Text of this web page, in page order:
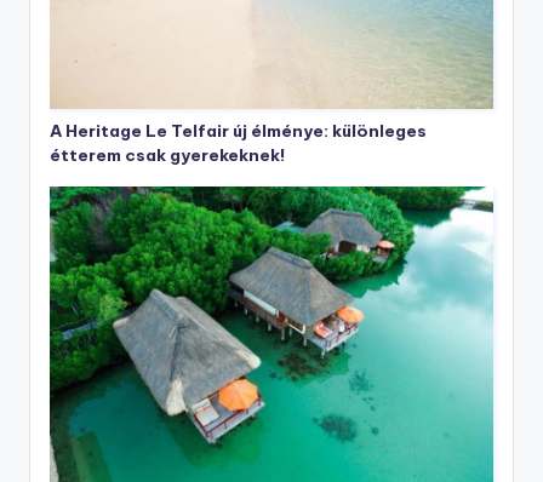
A Heritage Le Telfair új élménye: különleges
étterem csak gyerekeknek!